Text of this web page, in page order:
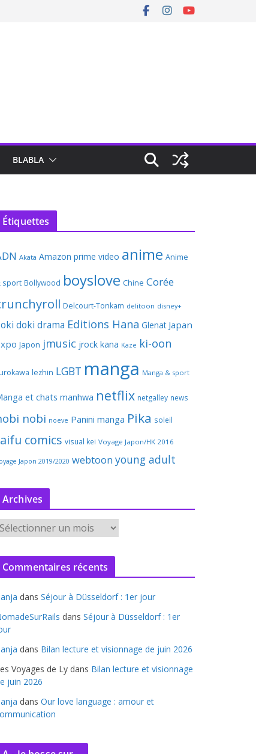
BLABLA
Étiquettes
Akata Amazon prime video anime Anime
sport Bollywood boyslove Chine Corée
Delcourt-Tonkam delitoon disney+
doki drama Editions Hana Glenat Japan
Japon jmusic jrock kana Kaze ki-oon
lezhin LGBT manga Manga & sport
et chats manhwa netflix netgalley news
nobi noeve Panini manga Pika soleil
comics visual kei Voyage Japon/HK 2016
Japon 2019/2020 webtoon young adult
Archives
Commentaires récents
dans Séjour à Düsseldorf : 1er jour
dans Séjour à Düsseldorf : 1er
dans Bilan lecture et visionnage de juin 2026
Voyages de Ly dans Bilan lecture et visionnage
juin 2026
dans Our love language : amour et